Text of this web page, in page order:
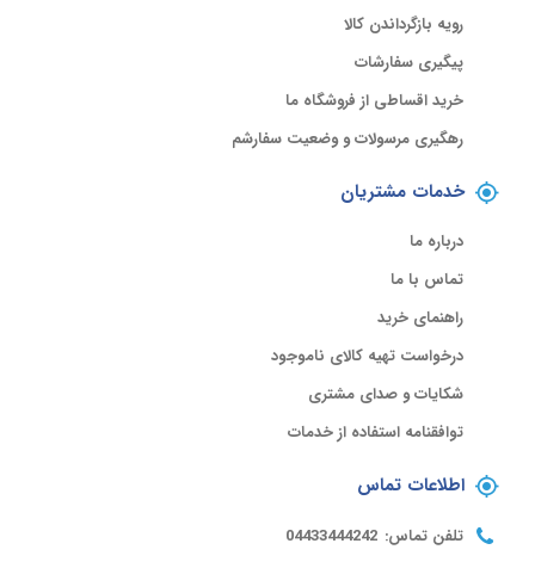
رویه بازگرداندن کالا
پیگیری سفارشات
خرید اقساطی از فروشگاه ما
رهگیری مرسولات و وضعیت سفارشم
خدمات مشتریان
درباره ما
تماس با ما
راهنمای خرید
درخواست تهیه کالای ناموجود
شکایات و صدای مشتری
توافقنامه استفاده از خدمات
اطلاعات تماس
تلفن تماس: 04433444242